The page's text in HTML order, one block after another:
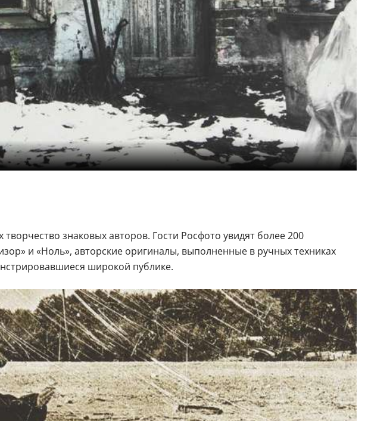
знаковых авторов. Гости Росфото увидят более 200
и «Ноль», авторские оригиналы, выполненные в ручных техниках
широкой публике.